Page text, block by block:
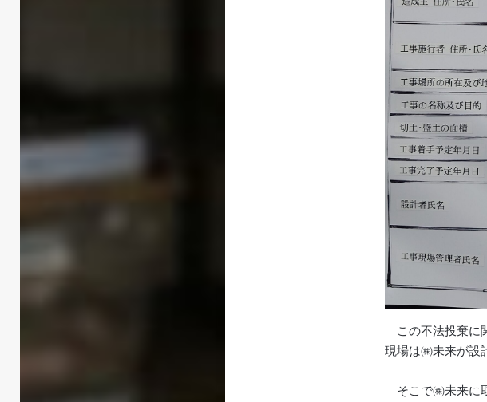
この不法投棄に
現場は㈱未来が設
そこで㈱未来に